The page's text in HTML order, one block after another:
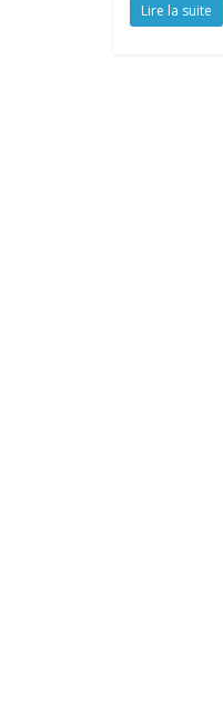
Lire la suite